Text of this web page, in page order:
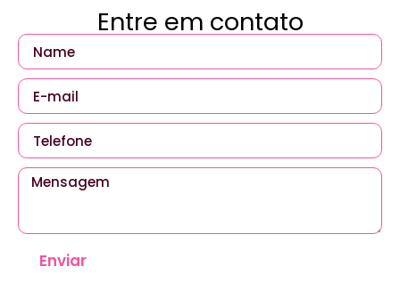
Entre em contato
Enviar